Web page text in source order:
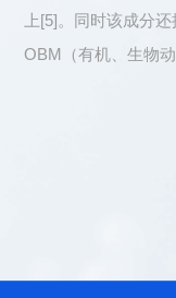
上[5]。同时该成分
OBM（有机、生物